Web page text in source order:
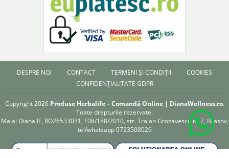
DESPRE NOI CONTACT TERMENI ȘI CONDIȚII
COOKIES
CONFIDENȚIALITATE GDPR
Copyright 2026 Produse Herbalife – Comandă Online | DianaWellness.ro.
Toate drepturile rezervate.
Malai Diana IF, RO26533031, F08/188/2010, str. Traian Grozavescu nr 7, Brasov,
tel/whatsapp 0723508026